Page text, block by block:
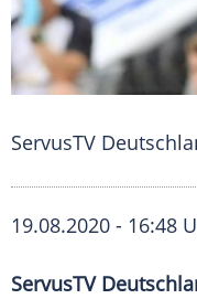
ServusTV
19.08.2020 - 16:48
ServusTV